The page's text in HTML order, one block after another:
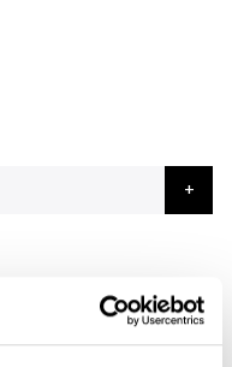
la semeuse vraiment